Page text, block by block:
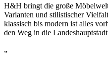
H&H bringt die große
Varianten und stilistischer
klassisch bis modern ist alles
den Weg in die
„